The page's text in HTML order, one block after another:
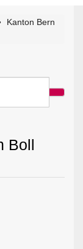
Kanton Bern
Boll